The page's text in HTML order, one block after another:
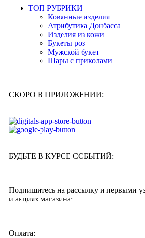
ТОП РУБРИКИ
Кованные изделия
Атрибутика Донбасса
Изделия из кожи
Букеты роз
Мужской букет
Шары с приколами
СКОРО В ПРИЛОЖЕНИИ:
БУДЬТЕ В КУРСЕ СОБЫТИЙ:
Подпишитесь на рассылку и первыми
и акциях магазина:
Оплата: